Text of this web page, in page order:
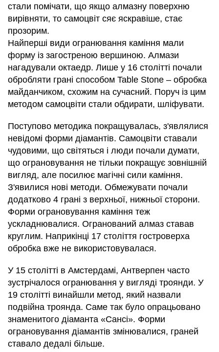
стали помічати, що якщо алмазну поверхню
вирівняти, то самоцвіт сяє яскравіше, стає
прозорим.
Найперші види огранювання каміння мали
форму із загостреною вершиною. Алмази
нагадували октаедр. Лише у 16 столітті почали
обробляти грані способом Table Stone – обробка
майданчиком, схожим на сучасний. Поруч із цим
методом самоцвіти стали обдирати, шліфувати.
Поступово методика покращувалась, з'являлися
невідомі форми діамантів. Самоцвіти ставали
чудовими, що світяться і люди почали думати,
що ограновування не тільки покращує зовнішній
вигляд, але посилює магічні сили каміння.
З'явилися нові методи. Обмежувати почали
додатково 4 грані з верхньої, нижньої сторони.
Форми ограновування каміння теж
ускладнювалися. Огранований алмаз ставав
круглим. Наприкінці 17 століття гостроверха
обробка вже не використовувалася.
У 15 столітті в Амстердамі, Антверпен часто
зустрічалося огранювання у вигляді троянди. У
19 столітті винайшли метод, який назвали
подвійна троянда. Саме так було опрацьовано
знаменитого діаманта «Сансі». Форми
ограновування діамантів змінювалися, граней
ставало дедалі більше.